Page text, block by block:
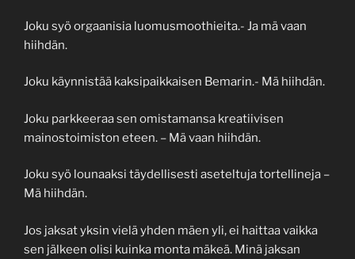
Joku syö orgaanisia luomusmoothieita.- Ja mä vaan
hiihdän.
Joku käynnistää kaksipaikkaisen Bemarin.- Mä hiihdän.
Joku parkkeeraa sen omistamansa kreatiivisen
mainostoimiston eteen. – Mä vaan hiihdän.
Joku syö lounaaksi täydellisesti aseteltuja tortellineja –
Mä hiihdän.
Jos jaksat yksin vielä yhden mäen yli, ei haittaa vaikka
sen jälkeen olisi kuinka monta mäkeä. Minä jaksan